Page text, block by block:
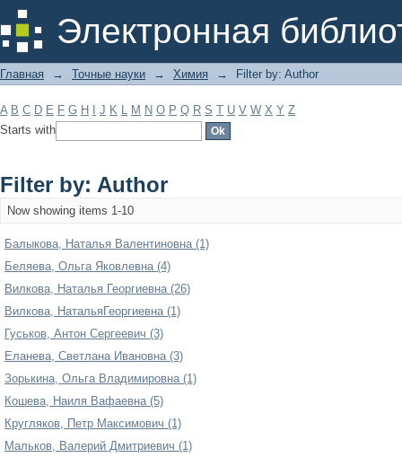
Электронная
Filter by: Author
Главная → Точные науки → Химия → Filter by: Author
A B C D E F G H J K L M N O P Q R S T U V W X Y Z
Starts with
Filter by: Author
Now showing items 1-10
Балыкова, Наталья Валентиновна (1)
Беляева, Ольга Яковлевна (4)
Вилкова, Наталья Георгиевна (26)
Вилкова, НатальяГеоргиевна (1)
Гуськов, Антон Сергеевич (3)
Еланева, Светлана Ивановна (3)
Зорькина, Ольга Владимировна (1)
Кошева, Наиля Вафаевна (5)
Кругляков, Петр Максимович (1)
Мальков, Валерий Дмитриевич (1)